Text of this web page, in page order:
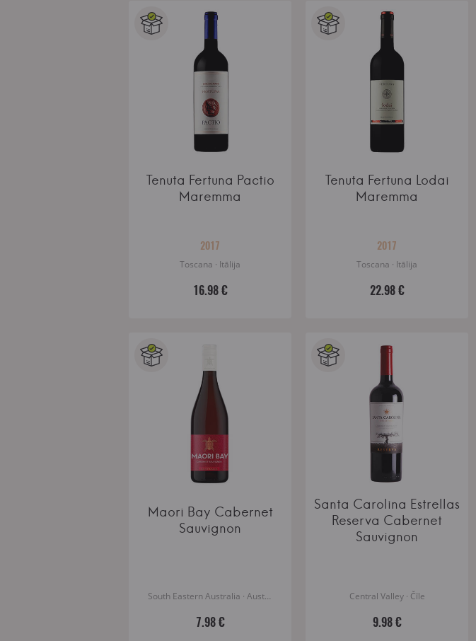
Tenuta Fertuna Pactio
Maremma
2017
Toscana · Itālija
16.98 €
Tenuta Fertuna Lodai
Maremma
2017
Toscana · Itālija
22.98 €
Maori Bay Cabernet
Sauvignon
South Eastern Australia · Austrālija
7.98 €
Santa Carolina Estrellas
Reserva Cabernet
Sauvignon
Central Valley · Čīle
9.98 €